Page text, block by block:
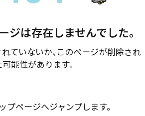
ジは存在しませんでした。
ていないか、このページが削除され
可能性があります。
プページへジャンプします。